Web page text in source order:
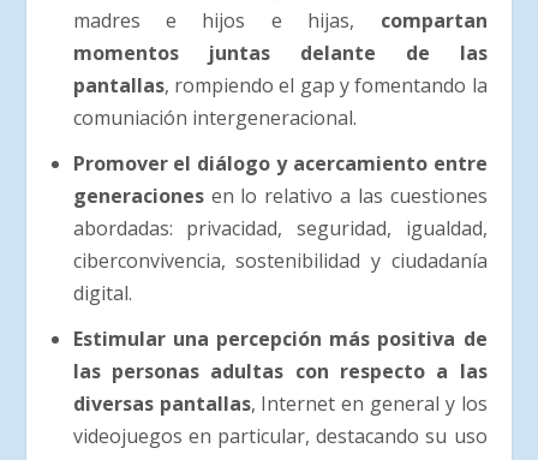
madres e hijos e hijas, compartan
momentos juntas delante de las
pantallas, rompiendo el gap y fomentando la
comuniación intergeneracional.
Promover el diálogo y acercamiento entre
generacionesen lo relativo a las cuestiones
abordadas: privacidad, seguridad, igualdad,
ciberconvivencia, sostenibilidad y ciudadanía
digital.
Estimular una percepción más positiva de
las personas adultas con respecto a las
diversas pantallas, Internet en general y los
videojuegos en particular, destacando su uso